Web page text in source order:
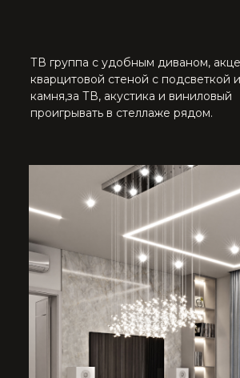
ПРИХОЖАЯ
Из прихожей сразу открывается вид на Видовую
лестницу с панорамным окном , через обрамление
в черном мраморе с прожилками. В прихожей
большой угловой шкаф для обуви и сумок. Круглый
пуф , большого диаметра, чтобы было удобно
переобуваться. Отдельная гардеробная комната
для верхней одежды. Небольшая консоль
для декора и подвесная тумба для ключей.